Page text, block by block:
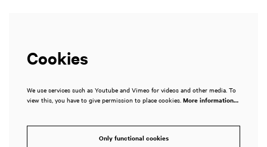
Cookies
We use services such as Youtube and Vimeo for videos and other media. To
view this, you have to give permission to place cookies. More information…
Only functional cookies